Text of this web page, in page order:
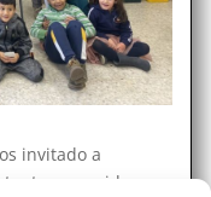
invitado a
nos cuidan y